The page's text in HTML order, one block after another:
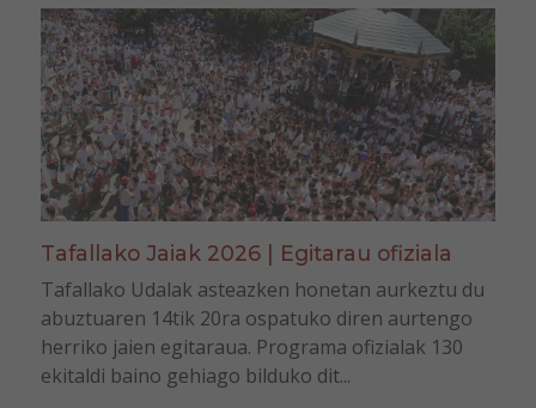
Tafallako Jaiak 2026 | Egitarau ofiziala
Tafallako Udalak asteazken honetan aurkeztu du
abuztuaren 14tik 20ra ospatuko diren aurtengo
herriko jaien egitaraua. Programa ofizialak 130
ekitaldi baino gehiago bilduko dit...